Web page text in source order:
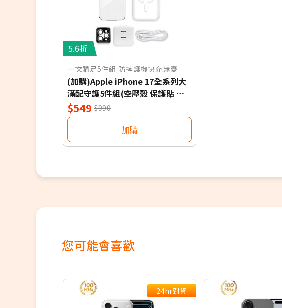
5.6折
一次購足5件組 防摔護機快充無憂
(加購)Apple iPhone 17全系列大
滿配守護5件組(空壓殼 保護貼 充
電器 傳輸線 鏡頭貼 i17 PRO MAX
17e)
$549 $990
加購
您可能會喜歡
24hr到貨